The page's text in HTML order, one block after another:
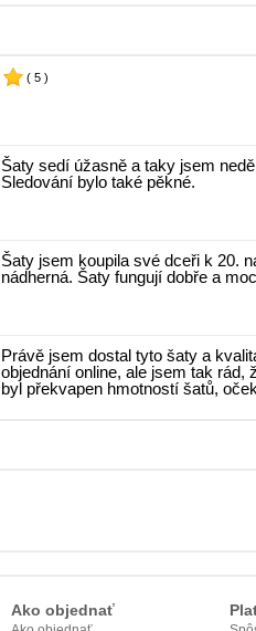
( 5 )
Šaty sedí úžasně a taky jsem
Sledování bylo také pěkné.
Šaty jsem koupila své dceři k 20.
nádherná. Šaty fungují dobře a
Právě jsem dostal tyto šaty a
objednání online, ale jsem tak rád,
byl překvapen hmotností šatů,
Ako objednať